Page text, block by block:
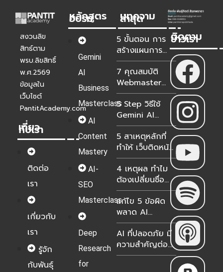
สงวนลิข
สิทธ์ตาม
พรบ.ลิขสิทธิ์
พ.ศ.2569
ข้อมูลใน
เว็บไซต์
PantitAcademy.com
เกี่ยว
กับเรา
ติดต่อ
เรา
เกี่ยวกับ
เรา
รู้จัก
กับพันธุ์
หลักสูตร
อบรม
Gemini
AI
Business
Masterclass
AI
Content
Mastery
AI-
SEO
Masterclass
Deep
Research
for
บทความ
ล่าสุด
5 ขั้นตอน การ
สร้างแผนการ
ตลาดด้วย
Gemini Deep
Research
7 คุณสมบัติ
Webmaster
WordPress ยุค
ใหม่สำหรับองค์กร
ในปี 2026-2027
5 Step วิธีใช้
Gemini AI
วิเคราะห์ Google
Analytics &
Search
Console แม่นยำ
100%
5 สาเหตุหลักที่
ทำให้ เว็บติดหน้า
แรกแต่ขายไม่ได้?
4 เหตุผล ทำไม
ต้องเปลี่ยนชื่อ
NotebookLM
เป็น Gemini
Notebook?
แก้ไข 5 ข้อผิด
พลาด AI
Transformation
ธุรกิจไทย 2026
AI ที่ปลอดภัย มี
ความสำคัญต่อ
องค์กรอย่างไร?
ติดตาม
ข่าวเรา